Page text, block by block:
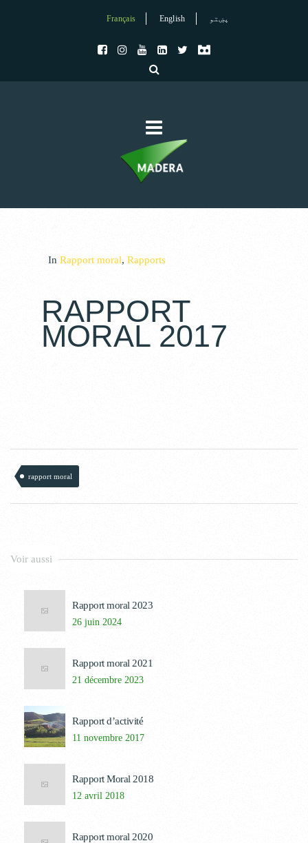
Français English پښتو
In Rapport moral, Rapports
RAPPORT
MORAL 2017
rapport moral
Voir aussi
Rapport moral 2023
26 juin 2024
Rapport moral 2021
21 décembre 2023
Rapport d’activité
11 novembre 2017
Rapport Moral 2018
12 avril 2018
Rapport moral 2020